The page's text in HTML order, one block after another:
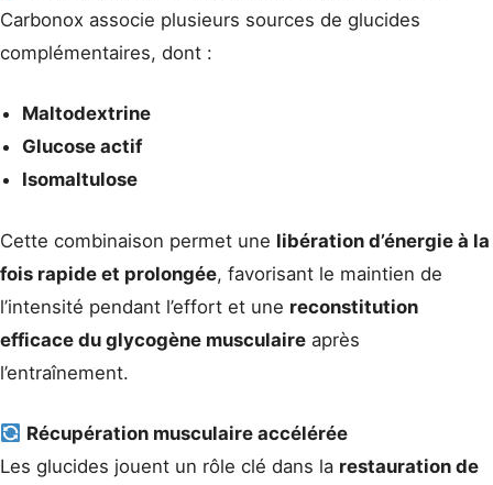
Carbonox associe plusieurs sources de glucides
complémentaires, dont :
Maltodextrine
Glucose actif
Isomaltulose
Cette combinaison permet une libération d’énergie à la
fois rapide et prolongée, favorisant le maintien de
l’intensité pendant l’effort et une reconstitution
efficace du glycogène musculaire après
l’entraînement.
Récupération musculaire accélérée
Les glucides jouent un rôle clé dans la restauration de